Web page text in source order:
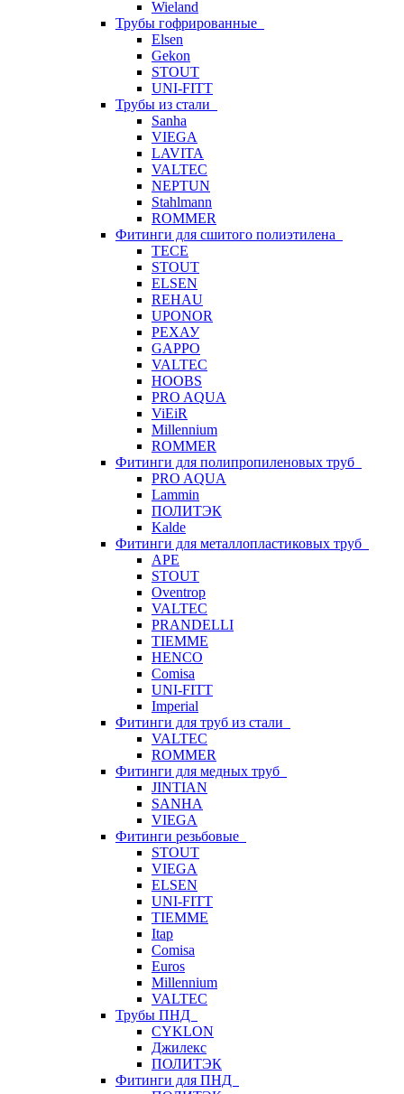
Wieland
Трубы гофрированные
Elsen
Gekon
STOUT
UNI-FITT
Трубы из стали
Sanha
VIEGA
LAVITA
VALTEC
NEPTUN
Stahlmann
ROMMER
Фитинги для сшитого полиэтилена
TECE
STOUT
ELSEN
REHAU
UPONOR
РЕХАУ
GAPPO
VALTEC
HOOBS
PRO AQUA
ViEiR
Millennium
ROMMER
Фитинги для полипропиленовых труб
PRO AQUA
Lammin
ПОЛИТЭК
Kalde
Фитинги для металлопластиковых труб
APE
STOUT
Oventrop
VALTEC
PRANDELLI
TIEMME
HENCO
Comisa
UNI-FITT
Imperial
Фитинги для труб из стали
VALTEC
ROMMER
Фитинги для медных труб
JINTIAN
SANHA
VIEGA
Фитинги резьбовые
STOUT
VIEGA
ELSEN
UNI-FITT
TIEMME
Itap
Comisa
Euros
Millennium
VALTEC
Трубы ПНД
CYKLON
Джилекс
ПОЛИТЭК
Фитинги для ПНД